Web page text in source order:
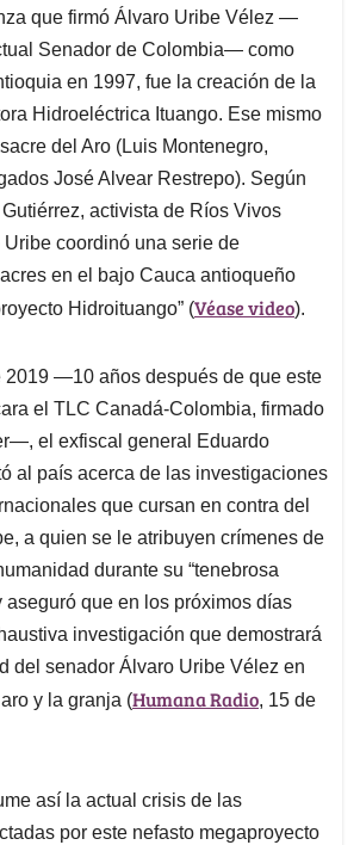
que firmó Álvaro Uribe Vélez —
Senador de Colombia— como
en 1997, fue la creación de la
Hidroeléctrica Ituango. Ese mismo
del Aro (Luis Montenegro,
José Alvear Restrepo). Según
activista de Ríos Vivos
Uribe coordinó una serie de
en el bajo Cauca antioqueño
Hidroituango” (Véase video).
2019 —10 años después de que este
el TLC Canadá-Colombia, firmado
el exfiscal general Eduardo
al país acerca de las investigaciones
que cursan en contra del
a quien se le atribuyen crímenes de
durante su “tenebrosa
aseguró que en los próximos días
investigación que demostrará
del senador Álvaro Uribe Vélez en
y la granja (Humana Radio, 15 de
así la actual crisis de las
por este nefasto megaproyecto